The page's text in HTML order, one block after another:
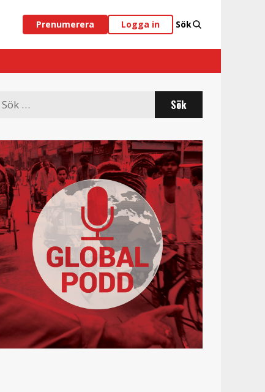
Prenumerera Logga in Sök
Search
for: